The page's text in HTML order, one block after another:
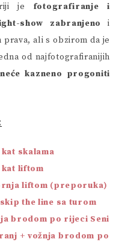
je fotografiranje i
show zabranjeno
i
ali s obzirom da je
od najfotografiranijih
kazneno progoniti
skalama
liftom
liftom (preporuka)
the line sa turom
brodom po rijeci Seni
+ vožnja brodom po